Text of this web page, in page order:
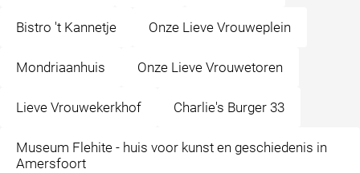
Bistro 't Kannetje Onze Lieve Vrouweplein
Mondriaanhuis Onze Lieve Vrouwetoren
Lieve Vrouwekerkhof Charlie's Burger 33
Museum Flehite - huis voor kunst en geschiedenis in
Amersfoort